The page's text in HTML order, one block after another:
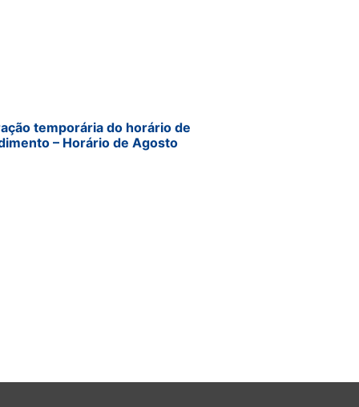
temporária do horário de
– Horário de Agosto